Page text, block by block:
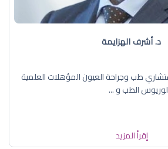
د. أشرف الهزايمة
طب وجراحة العيون المؤهلات العلمية
الطب و ...
إقرأ المزيد